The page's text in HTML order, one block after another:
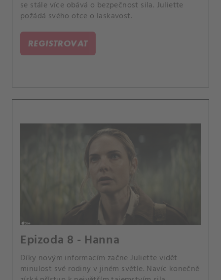
se stále více obává o bezpečnost sila. Juliette
požádá svého otce o laskavost.
REGISTROVAT
Epizoda 8 - Hanna
Díky novým informacím začne Juliette vidět
minulost své rodiny v jiném světle. Navíc konečně